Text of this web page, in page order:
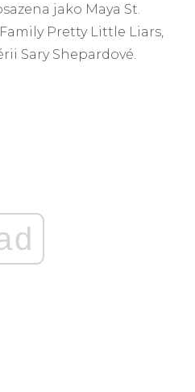
jako Maya St.
Pretty Little Liars,
Sary Shepardové.